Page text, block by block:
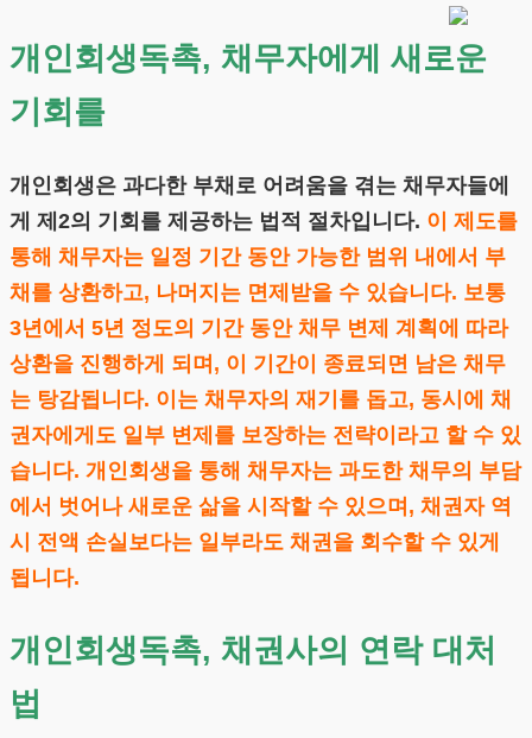
개인회생독촉, 채무자에게 새로운
기회를
개인회생은 과다한 부채로 어려움을 겪는 채무자들에
게 제2의 기회를 제공하는 법적 절차입니다. 이 제도를
통해 채무자는 일정 기간 동안 가능한 범위 내에서 부
채를 상환하고, 나머지는 면제받을 수 있습니다. 보통
3년에서 5년 정도의 기간 동안 채무 변제 계획에 따라
상환을 진행하게 되며, 이 기간이 종료되면 남은 채무
는 탕감됩니다. 이는 채무자의 재기를 돕고, 동시에 채
권자에게도 일부 변제를 보장하는 전략이라고 할 수 있
습니다. 개인회생을 통해 채무자는 과도한 채무의 부담
에서 벗어나 새로운 삶을 시작할 수 있으며, 채권자 역
시 전액 손실보다는 일부라도 채권을 회수할 수 있게
됩니다.
개인회생독촉, 채권사의 연락 대처
법